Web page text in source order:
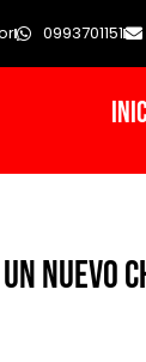
0993701151
nuevo